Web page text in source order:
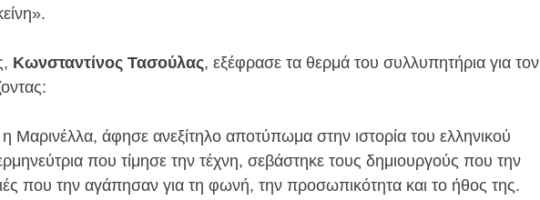
Κωνσταντίνος Τασούλας, εξέφρασε τα θερμά του συλλυπητήρια για τον
άφησε ανεξίτηλο αποτύπωμα στην ιστορία του ελληνικού
που τίμησε την τέχνη, σεβάστηκε τους δημιουργούς που την
που την αγάπησαν για τη φωνή, την προσωπικότητα και το ήθος της.